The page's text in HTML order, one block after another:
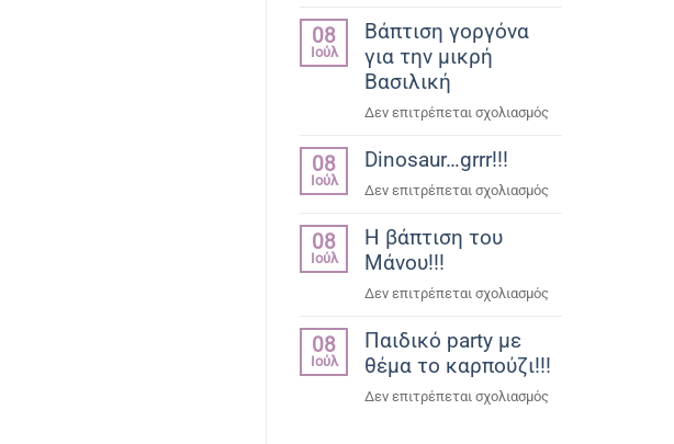
08
Ιούλ
Βάπτιση γοργόνα
για την μικρή
Βασιλική
Δεν επιτρέπεται σχολιασμόςστο
08
Ιούλ
Dinosaur…grrr!!!
Δεν επιτρέπεται σχολιασμόςστο
08
Ιούλ
Η βάπτιση του
Μάνου!!!
Δεν επιτρέπεται σχολιασμόςστο
του
08
Ιούλ
Παιδικό party με
θέμα το καρπούζι!!!
Δεν επιτρέπεται σχολιασμόςστο